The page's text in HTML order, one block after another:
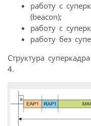
работу с
(beacon);
работу с
работу без
Структура
4.